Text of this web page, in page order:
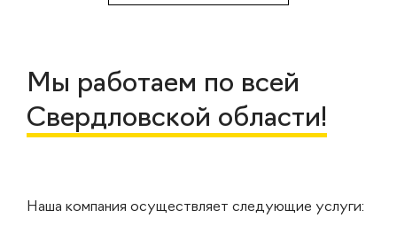
Мы работаем по всей
Свердловской области!
Наша компания осуществляет следующие услуги: